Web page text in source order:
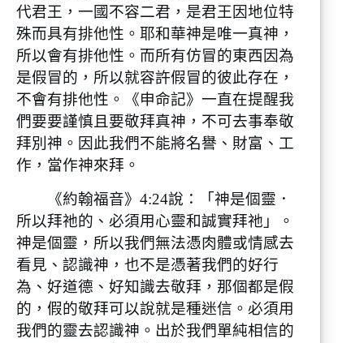
代君王，一國不容二君，是君王因地位特
殊而具有排他性。耶和華神是唯一真神，
所以會有排他性。而所有仿冒的東西因為
是假冒的，所以就容許假冒的彼此存在，
不會有排他性。《申命記》一直在提醒我
們要要謹慎且要敬拜真神，不可去事奉敬
拜別神。因此我們不能將名譽、財富、工
作，當作神來拜。
《約翰福音》4:24說：「神是個靈．
所以拜祂的、必須用心靈和誠實拜祂」。
神是個靈，所以我們無法憑肉體或情感去
看見、認識神，也不是憑著我們的好行
為、好道德、好知識去敬拜，那個都是假
的，假的敬拜可以說就是種迷信。必須用
我們的靈去認識神。出於我們單純相信的